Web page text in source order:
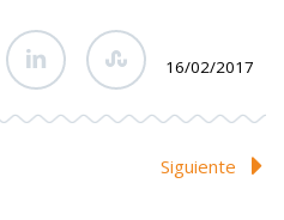
16/02/2017
Siguiente